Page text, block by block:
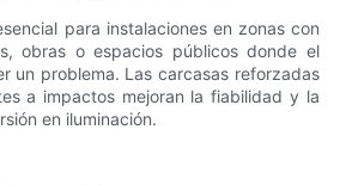
para instalaciones en zonas con
obras o espacios públicos donde el
un problema. Las carcasas reforzadas
a impactos mejoran la fiabilidad y la
en iluminación.